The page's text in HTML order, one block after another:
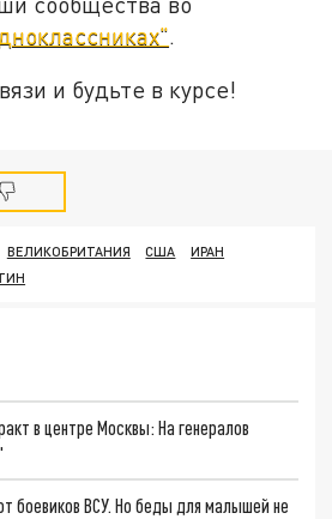
.
и будьте в курсе!
ВЕЛИКОБРИТАНИЯ США
ИРАН
в центре Москвы: На генералов
боевиков ВСУ. Но беды для малышей не